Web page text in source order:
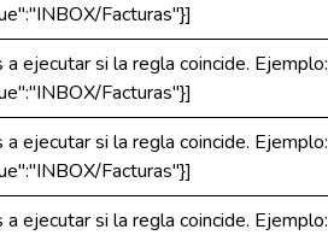
Facturas"}]
ejecutar si la regla coincide. Ejemplo:
Facturas"}]
ejecutar si la regla coincide. Ejemplo:
Facturas"}]
ejecutar si la regla coincide. Ejemplo: